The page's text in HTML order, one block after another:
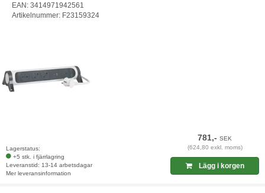
EAN: 3414971942561
Artikelnummer: F23159324
Lagerstatus:
+5 stk. i fjärrlagring
Leveranstid: 13-14 arbetsdagar
Mer leveransinformation
781,-SEK
(624,80 exkl. moms)
Lägg i korgen